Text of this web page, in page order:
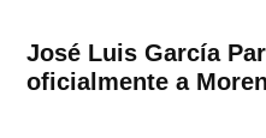
José Luis García
oficialmente a